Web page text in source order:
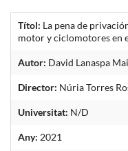
Títol: La pena de
motor y ciclomotores en
Autor: David Lanaspa
Director: Núria Torres
Universitat: N/D
Any: 2021